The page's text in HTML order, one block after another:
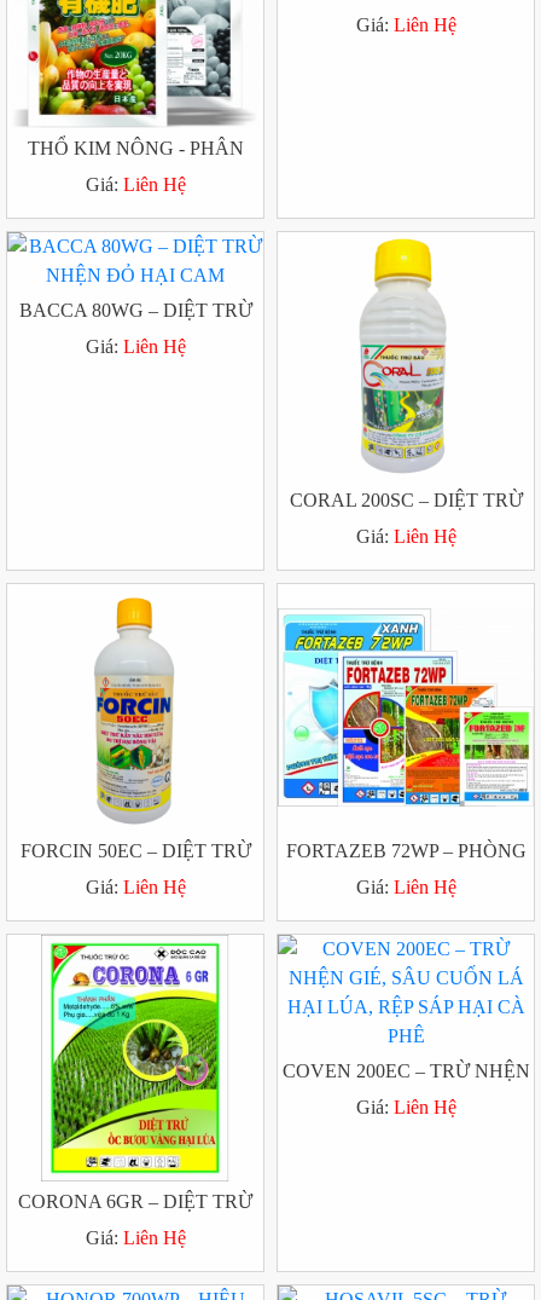
THỔ KIM NÔNG - PHÂN
BÓN HỮU CƠ
Giá: Liên Hệ
SÂU CUỐN LÁ VÀ RẦY
Giá: Liên Hệ
BACCA 80WG – DIỆT TRỪ
NHỆN ĐỎ HẠI CAM
Giá: Liên Hệ
CORAL 200SC – DIỆT TRỪ
RẦY NÂU HẠI LÚA, RỆP
Giá: Liên Hệ
FORCIN 50EC – DIỆT TRỪ
RẦY NÂU HẠI LÚA, BỌ TRĨ
Giá: Liên Hệ
FORTAZEB 72WP – PHÒNG
TRỊ LOÉT SỌC MẶT CẠO
Giá: Liên Hệ
CORONA 6GR – DIỆT TRỪ
ỐC BƯƠU VÀNG HẠI LÚA
Giá: Liên Hệ
COVEN 200EC – TRỪ NHỆN
GIÉ, SÂU CUỐN LÁ HẠI
Giá: Liên Hệ